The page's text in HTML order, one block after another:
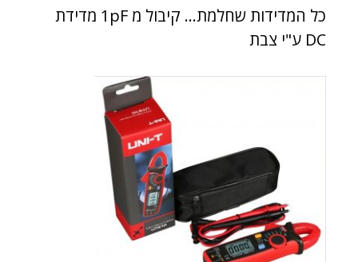
כל המדידות שחלמת… קיבול מ 1pF מדידת
DC ע"י צבת